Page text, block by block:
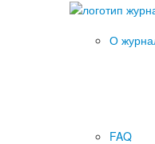
О
FAQ